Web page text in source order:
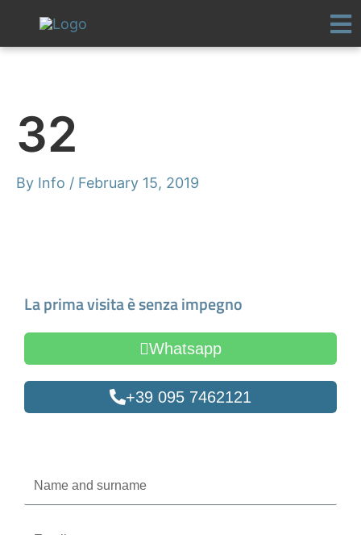
content
32
By Info / February 15, 2019
La prima visita è senza impegno
Whatsapp
+39 095 7462121
and
surname